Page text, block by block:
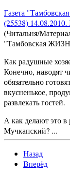
Газета
(25538)
(Читальня/
"Тамбовская
Как радушные
Конечно, наводят
обязательно
вкусненькое,
развлекать гостей.
А как делают это в
Мучкапский? ...
Назад
Вперёд